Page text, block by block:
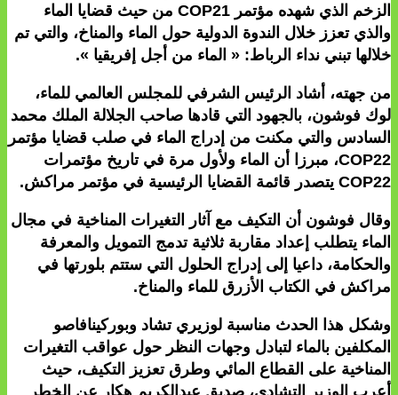
الزخم الذي شهده مؤتمر COP21 من حيث قضايا الماء
والذي تعزز خلال الندوة الدولية حول الماء والمناخ، والتي تم
خلالها تبني نداء الرباط: « الماء من أجل إفريقيا ».
من جهته، أشاد الرئيس الشرفي للمجلس العالمي للماء،
لوك فوشون، بالجهود التي قادها صاحب الجلالة الملك محمد
السادس والتي مكنت من إدراج الماء في صلب قضايا مؤتمر
COP22، مبرزا أن الماء ولأول مرة في تاريخ مؤتمرات
COP22 يتصدر قائمة القضايا الرئيسية في مؤتمر مراكش.
وقال فوشون أن التكيف مع آثار التغيرات المناخية في مجال
الماء يتطلب إعداد مقاربة ثلاثية تدمج التمويل والمعرفة
والحكامة، داعيا إلى إدراج الحلول التي ستتم بلورتها في
مراكش في الكتاب الأزرق للماء والمناخ.
وشكل هذا الحدث مناسبة لوزيري تشاد وبوركينافاصو
المكلفين بالماء لتبادل وجهات النظر حول عواقب التغيرات
المناخية على القطاع المائي وطرق تعزيز التكيف، حيث
أعرب الوزير التشادي، صديق عبدالكريم هكار عن الخطر